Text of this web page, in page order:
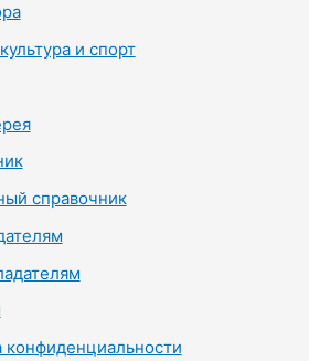
и спорт
справочник
конфиденциальности